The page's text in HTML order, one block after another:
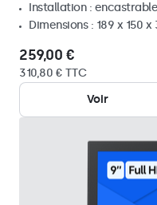
Installation :
Dimensions : 189 x 150 x
259,00 €
310,80 € TTC
Voir